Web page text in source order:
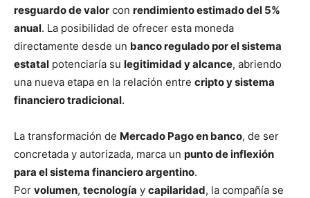
resguardo de valor con rendimiento estimado del 5%
anual. La posibilidad de ofrecer esta moneda
directamente desde un banco regulado por el sistema
estatal potenciaría su legitimidad y alcance, abriendo
una nueva etapa en la relación entre cripto y sistema
financiero tradicional.
La transformación de Mercado Pago en banco, de ser
concretada y autorizada, marca un punto de inflexión
para el sistema financiero argentino.
Por volumen, tecnología y capilaridad, la compañía se